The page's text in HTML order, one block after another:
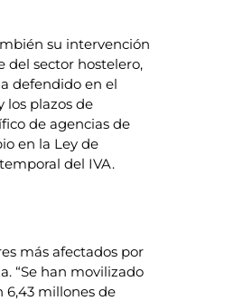
su intervención
del sector hostelero,
defendido en el
los plazos de
de agencias de
en la Ley de
del IVA.
más afectados por
“Se han movilizado
6,43 millones de